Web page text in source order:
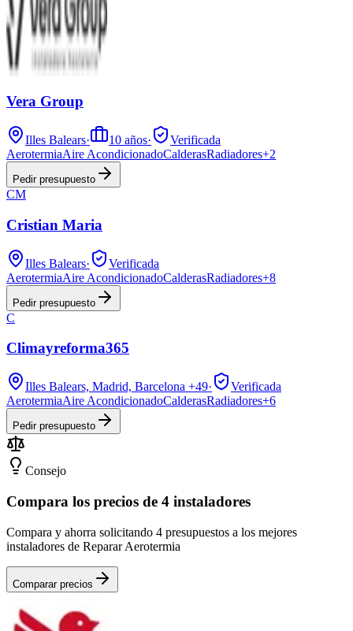
Vera Group
Illes Balears· 10 años·
Verificada
AerotermiaAire AcondicionadoCalderasRadiadores+2
Pedir presupuesto
CM
Cristian Maria
Illes Balears·
Verificada
AerotermiaAire AcondicionadoCalderasRadiadores+8
Pedir presupuesto
C
Climayreforma365
Illes Balears, Madrid, Barcelona +49·
Verificada
AerotermiaAire AcondicionadoCalderasRadiadores+6
Pedir presupuesto
Consejo
Compara los precios de 4 instaladores
Compara y ahorra solicitando 4 presupuestos a los mejores
instaladores de Reparar Aerotermia
Comparar precios